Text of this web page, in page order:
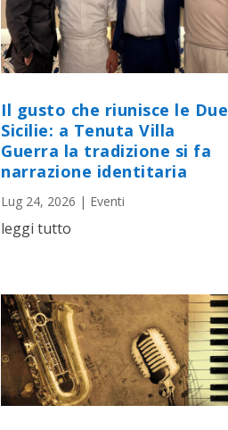
Il gusto che riunisce le Due
Sicilie: a Tenuta Villa
Guerra la tradizione si fa
narrazione identitaria
Lug 24, 2026 | Eventi
leggi tutto